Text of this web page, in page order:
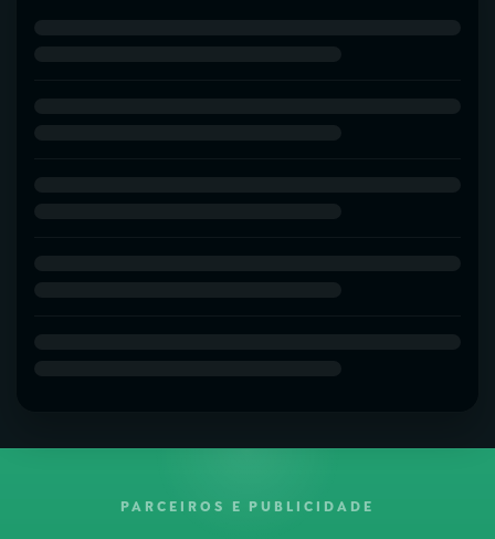
PARCEIROS E PUBLICIDADE